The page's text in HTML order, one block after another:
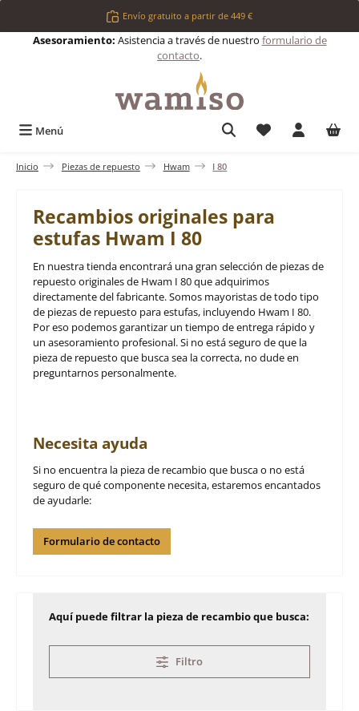
Saltar al contenido principalEnvío gratuito a partir de 449 €
Asesoramiento: Asistencia a través de nuestro formulario de
contacto.
Menú Tienes 0
Inicio Piezas de repuesto Hwam I 80
Recambios originales para
estufas Hwam I 80
En nuestra tienda encontrará una gran selección de piezas de
repuesto originales de Hwam I 80 que adquirimos
directamente del fabricante. Somos mayoristas de todo tipo
de piezas de repuesto para estufas, incluyendo Hwam I 80.
Por eso podemos garantizar un tiempo de entrega rápido y
un asesoramiento profesional. Si no está seguro de que la
pieza de repuesto que busca sea la correcta, no dude en
preguntarnos personalmente.
Necesita ayuda
Si no encuentra la pieza de recambio que busca o no está
seguro de qué componente necesita, estaremos encantados
de ayudarle:
Formulario de contacto
Aquí puede filtrar la pieza de recambio que busca:
Filtro